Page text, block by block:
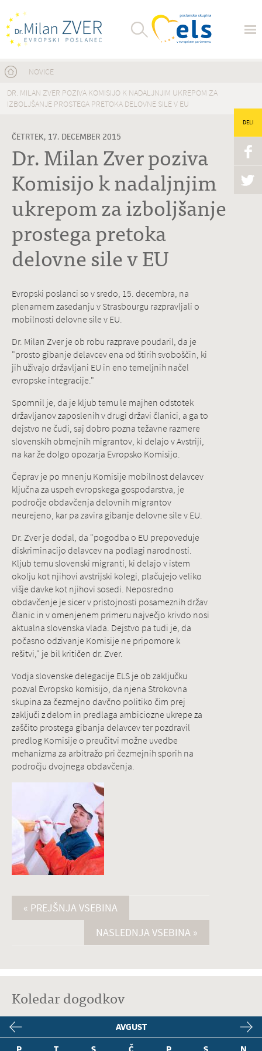
Nahajate se tukaj
NOVICE
DR. MILAN ZVER POZIVA KOMISIJO K NADALJNJIM UKREPOM ZA
IZBOLJŠANJE PROSTEGA PRETOKA DELOVNE SILE V EU
ČETRTEK, 17. DECEMBER 2015
Dr. Milan Zver poziva
Komisijo k nadaljnjim
ukrepom za izboljšanje
prostega pretoka
delovne sile v EU
DELI
Evropski poslanci so v sredo, 15. decembra, na
plenarnem zasedanju v Strasbourgu razpravljali o
mobilnosti delovne sile v EU.
Dr. Milan Zver je ob robu razprave poudaril, da je
"prosto gibanje delavcev ena od štirih svoboščin, ki
jih uživajo državljani EU in eno temeljnih načel
evropske integracije."
Spomnil je, da je kljub temu le majhen odstotek
državljanov zaposlenih v drugi državi članici, a ga to
dejstvo ne čudi, saj dobro pozna težavne razmere
slovenskih obmejnih migrantov, ki delajo v Avstriji,
na kar že dolgo opozarja Evropsko Komisijo.
Čeprav je po mnenju Komisije mobilnost delavcev
ključna za uspeh evropskega gospodarstva, je
področje obdavčenja delovnih migrantov
neurejeno, kar pa zavira gibanje delovne sile v EU.
Dr. Zver je dodal, da "pogodba o EU prepoveduje
diskriminacijo delavcev na podlagi narodnosti.
Kljub temu slovenski migranti, ki delajo v istem
okolju kot njihovi avstrijski kolegi, plačujejo veliko
višje davke kot njihovi sosedi. Neposredno
obdavčenje je sicer v pristojnosti posameznih držav
članic in v omenjenem primeru največjo krivdo nosi
aktualna slovenska vlada. Dejstvo pa tudi je, da
počasno odzivanje Komisije ne pripomore k
rešitvi," je bil kritičen dr. Zver.
Vodja slovenske delegacije ELS je ob zaključku
pozval Evropsko komisijo, da njena Strokovna
skupina za čezmejno davčno politiko čim prej
zaključi z delom in predlaga ambiciozne ukrepe za
zaščito prostega gibanja delavcev ter pozdravil
predlog Komisije o preučitvi možne uvedbe
mehanizma za arbitražo pri čezmejnih sporih na
področju dvojnega obdavčenja.
« PREJŠNJA VSEBINA
NASLEDNJA VSEBINA »
Koledar dogodkov
AVGUST